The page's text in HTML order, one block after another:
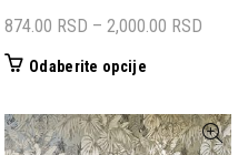
874.00 RSD – 2,000.00 RSD
do
Odaberite opcijeOvaj
ima